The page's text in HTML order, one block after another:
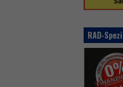
RAD-Spezi